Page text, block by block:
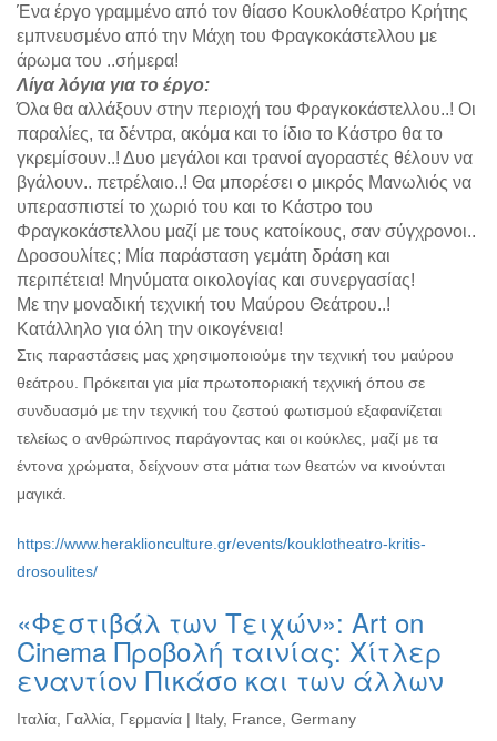
Ένα έργο γραμμένο από τον θίασο Κουκλοθέατρο Κρήτης
εμπνευσμένο από την Μάχη του Φραγκοκάστελλου με
άρωμα του ..σήμερα!
Λίγα λόγια για το έργο:
Όλα θα αλλάξουν στην περιοχή του Φραγκοκάστελλου..! Οι
παραλίες, τα δέντρα, ακόμα και το ίδιο το Κάστρο θα το
γκρεμίσουν..! Δυο μεγάλοι και τρανοί αγοραστές θέλουν να
βγάλουν.. πετρέλαιο..! Θα μπορέσει ο μικρός Μανωλιός να
υπερασπιστεί το χωριό του και το Κάστρο του
Φραγκοκάστελλου μαζί με τους κατοίκους, σαν σύγχρονοι..
Δροσουλίτες; Μία παράσταση γεμάτη δράση και
περιπέτεια! Μηνύματα οικολογίας και συνεργασίας!
Με την μοναδική τεχνική του Μαύρου Θεάτρου..!
Κατάλληλο για όλη την οικογένεια!
Στις παραστάσεις μας χρησιμοποιούμε την τεχνική του μαύρου
θεάτρου. Πρόκειται για μία πρωτοποριακή τεχνική όπου σε
συνδυασμό με την τεχνική του ζεστού φωτισμού εξαφανίζεται
τελείως ο ανθρώπινος παράγοντας και οι κούκλες, μαζί με τα
έντονα χρώματα, δείχνουν στα μάτια των θεατών να κινούνται
μαγικά.
https://www.heraklionculture.gr/events/kouklotheatro-kritis-
drosoulites/
«Φεστιβάλ των Τειχών»: Art on
Cinema Προβολή ταινίας: Χίτλερ
εναντίον Πικάσο και των άλλων
Ιταλία, Γαλλία, Γερμανία | Italy, France, Germany